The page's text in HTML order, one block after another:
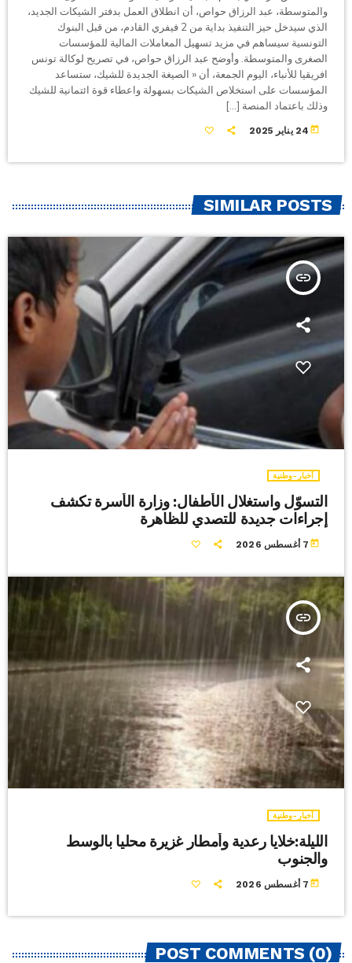
والمتوسطة، عبد الرزاق حواص، أن انطلاق العمل بدفتر الشيكات الجديد،
الذي سيدخل حيز التنفيذ بداية من 2 فيفري القادم، من قبل البنوك
التونسية سيساهم في مزيد تسهيل المعاملات المالية للمؤسسات
الصغرى والمتوسطة. وأوضح عبد الرزاق حواص، في تصريح لوكالة تونس
افريقيا للأنباء، اليوم الجمعة، أن « الصيغة الجديدة للشيك، ستساعد
المؤسسات على استخلاص الشيكات بسهولة واعطاء قوة ائتمانية للشيك
وذلك باعتماد المنصة […]
today 24 يناير 2025
SIMILAR POSTS
insert_link
أخبار-وطنية
التسوّل واستغلال الأطفال: وزارة الأسرة تكشف
إجراءات جديدة للتصدي للظاهرة
today 7 أغسطس 2026
insert_link
أخبار-وطنية
الليلة:خلايا رعدية وأمطار غزيرة محليا بالوسط
والجنوب
today 7 أغسطس 2026
POST COMMENTS (0)